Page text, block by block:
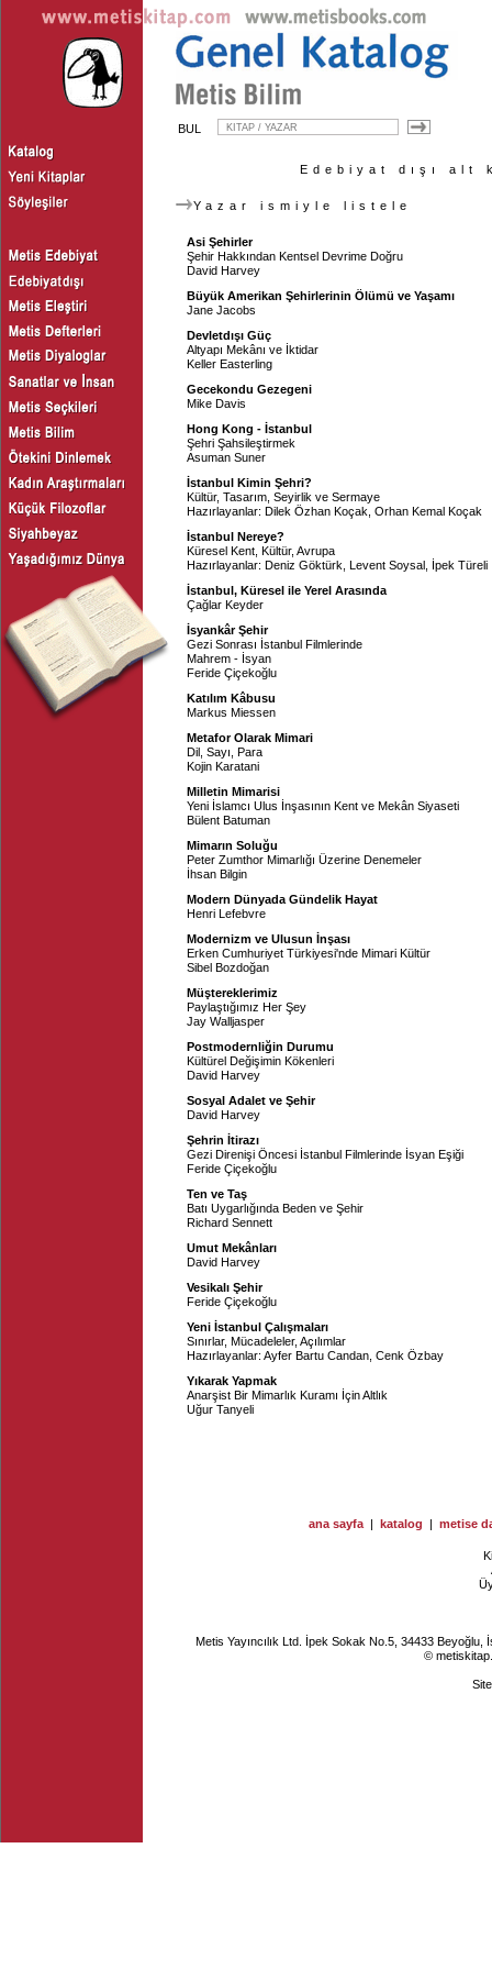
BUL
Edebiyat dışı
Yazar ismiyle listele
Asi Şehirler
Şehir Hakkından Kentsel Devrime Doğru
David Harvey
Büyük Amerikan Şehirlerinin Ölümü ve Yaşamı
Jane Jacobs
Devletdışı Güç
Altyapı Mekânı ve İktidar
Keller Easterling
Gecekondu Gezegeni
Mike Davis
Hong Kong - İstanbul
Şehri Şahsileştirmek
Asuman Suner
İstanbul Kimin Şehri?
Kültür, Tasarım, Seyirlik ve Sermaye
Hazırlayanlar: Dilek Özhan Koçak Orhan Kemal Koçak
İstanbul Nereye?
Küresel Kent, Kültür, Avrupa
Hazırlayanlar: Deniz Göktürk Levent Soysal İpek Türeli
İstanbul, Küresel ile Yerel Arasında
Çağlar Keyder
İsyankâr Şehir
Gezi Sonrası İstanbul Filmlerinde
Mahrem - İsyan
Feride Çiçekoğlu
Katılım Kâbusu
Markus Miessen
Metafor Olarak Mimari
Dil, Sayı, Para
Kojin Karatani
Milletin Mimarisi
Yeni İslamcı Ulus İnşasının Kent ve Mekân Siyaseti
Bülent Batuman
Mimarın Soluğu
Peter Zumthor Mimarlığı Üzerine Denemeler
İhsan Bilgin
Modern Dünyada Gündelik Hayat
Henri Lefebvre
Modernizm ve Ulusun İnşası
Erken Cumhuriyet Türkiyesi'nde Mimari Kültür
Sibel Bozdoğan
Müştereklerimiz
Paylaştığımız Her Şey
Jay Walljasper
Postmodernliğin Durumu
Kültürel Değişimin Kökenleri
David Harvey
Sosyal Adalet ve Şehir
David Harvey
Şehrin İtirazı
Gezi Direnişi Öncesi İstanbul Filmlerinde İsyan Eşiği
Feride Çiçekoğlu
Ten ve Taş
Batı Uygarlığında Beden ve Şehir
Richard Sennett
Umut Mekânları
David Harvey
Vesikalı Şehir
Feride Çiçekoğlu
Yeni İstanbul Çalışmaları
Sınırlar, Mücadeleler, Açılımlar
Hazırlayanlar: Ayfer Bartu Candan Cenk Özbay
Yıkarak Yapmak
Anarşist Bir Mimarlık Kuramı İçin Altlık
Uğur Tanyeli
ana sayfa | katalog | metise
Metis Yayıncılık Ltd. İpek Sokak No.5, 34433
©